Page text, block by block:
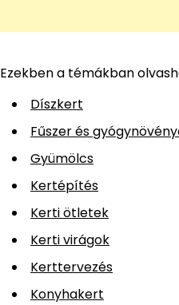
Ezekben a témákban
Díszkert
Fűszer és
Gyümölcs
Kertépítés
Kerti ötletek
Kerti virágok
Kerttervezés
Konyhakert